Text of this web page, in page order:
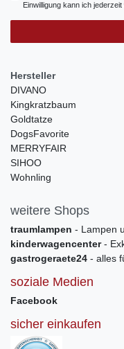
Einwilligung kann ich
Hersteller
DIVANO
Kingkratzbaum
Goldtatze
DogsFavorite
MERRYFAIR
SIHOO
Wohnling
weitere Shops
traumlampen - Lampen
kinderwagencenter-
gastrogeraete24 - alles
soziale Medien
Facebook
sicher einkaufen